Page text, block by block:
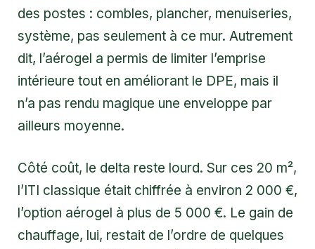
des postes : combles, plancher, menuiseries,
système, pas seulement à ce mur. Autrement
dit, l’aérogel a permis de limiter l’emprise
intérieure tout en améliorant le DPE, mais il
n’a pas rendu magique une enveloppe par
ailleurs moyenne.
Côté coût, le delta reste lourd. Sur ces 20 m²,
l’ITI classique était chiffrée à environ 2 000 €,
l’option aérogel à plus de 5 000 €. Le gain de
chauffage, lui, restait de l’ordre de quelques